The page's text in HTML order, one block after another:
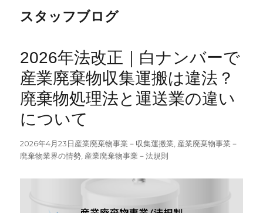
スタッフブログ
2026年法改正｜白ナンバーで
産業廃棄物収集運搬は違法？
廃棄物処理法と運送業の違い
について
投
稿
2026年4月23日カ
テ
リ
産業廃棄物事業－収集運搬業 産業廃棄物事業－
廃棄物業界の情勢 産業廃棄物事業－法規則